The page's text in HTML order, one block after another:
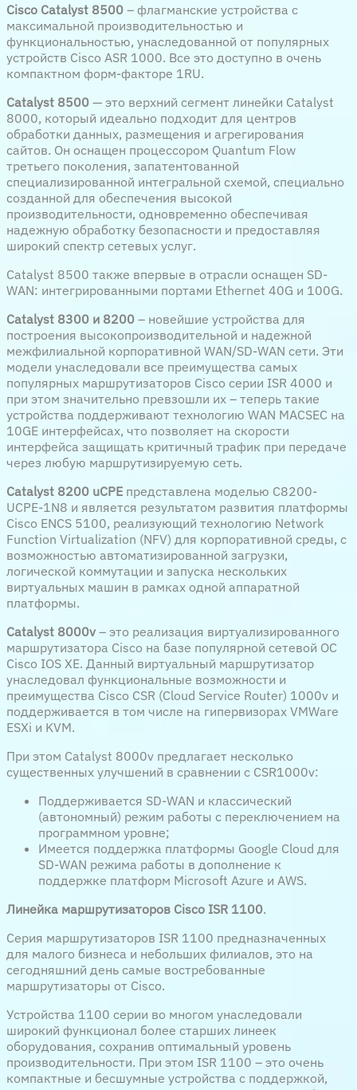
Cisco Catalyst 8500 – флагманские устройства с
максимальной производительностью и
функциональностью, унаследованной от популярных
устройств Cisco ASR 1000. Все это доступно в очень
компактном форм-факторе 1RU.
Catalyst 8500 — это верхний сегмент линейки Catalyst
8000, который идеально подходит для центров
обработки данных, размещения и агрегирования
сайтов. Он оснащен процессором Quantum Flow
третьего поколения, запатентованной
специализированной интегральной схемой, специально
созданной для обеспечения высокой
производительности, одновременно обеспечивая
надежную обработку безопасности и предоставляя
широкий спектр сетевых услуг.
Catalyst 8500 также впервые в отрасли оснащен SD-
WAN: интегрированными портами Ethernet 40G и 100G.
Catalyst 8300 и 8200 – новейшие устройства для
построения высокопроизводительной и надежной
межфилиальной корпоративной WAN/SD-WAN сети. Эти
модели унаследовали все преимущества самых
популярных маршрутизаторов Cisco серии ISR 4000 и
при этом значительно превзошли их – теперь такие
устройства поддерживают технологию WAN MACSEC на
10GE интерфейсах, что позволяет на скорости
интерфейса защищать критичный трафик при передаче
через любую маршрутизируемую сеть.
Catalyst 8200 uCPE представлена моделью C8200-
UCPE-1N8 и является результатом развития платформы
Cisco ENCS 5100, реализующий технологию Network
Function Virtualization (NFV) для корпоративной среды, с
возможностью автоматизированной загрузки,
логической коммутации и запуска нескольких
виртуальных машин в рамках одной аппаратной
платформы.
Catalyst 8000v – это реализация виртуализированного
маршрутизатора Cisco на базе популярной сетевой ОС
Cisco IOS XE. Данный виртуальный маршрутизатор
унаследовал функциональные возможности и
преимущества Cisco CSR (Cloud Service Router) 1000v и
поддерживается в том числе на гипервизорах VMWare
ESXi и KVM.
При этом Catalyst 8000v предлагает несколько
существенных улучшений в сравнении с CSR1000v:
Поддерживается SD-WAN и классический
(автономный) режим работы с переключением на
программном уровне;
Имеется поддержка платформы Google Cloud для
SD-WAN режима работы в дополнение к
поддержке платформ Microsoft Azure и AWS.
Линейка маршрутизаторов Cisco ISR 1100.
Серия маршрутизаторов ISR 1100 предназначенных
для малого бизнеса и небольших филиалов, это на
сегодняшний день самые востребованные
маршрутизаторы от Cisco.
Устройства 1100 серии во многом унаследовали
широкий функционал более старших линеек
оборудования, сохранив оптимальный уровень
производительности. При этом ISR 1100 – это очень
компактные и бесшумные устройства с поддержкой,